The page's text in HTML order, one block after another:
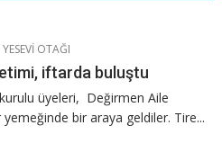
OTAĞI
iftarda buluştu
üyeleri, Değirmen Aile
bir araya geldiler. Tire...